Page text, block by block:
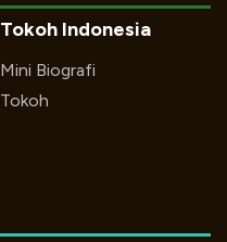
Tokoh Indonesia
Mini Biografi
Tokoh